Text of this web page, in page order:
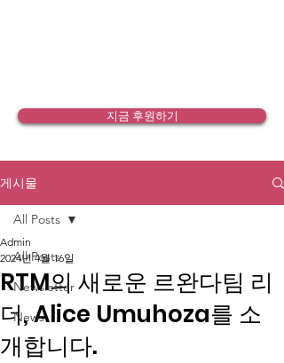
지금 후원하기
게시물
All Posts
Newsletter
News
All Posts
RTM의 새로운 르완다팀 리
더, Alice Umuhoza를 소
개합니다.
Admin
2024년 4월 16일